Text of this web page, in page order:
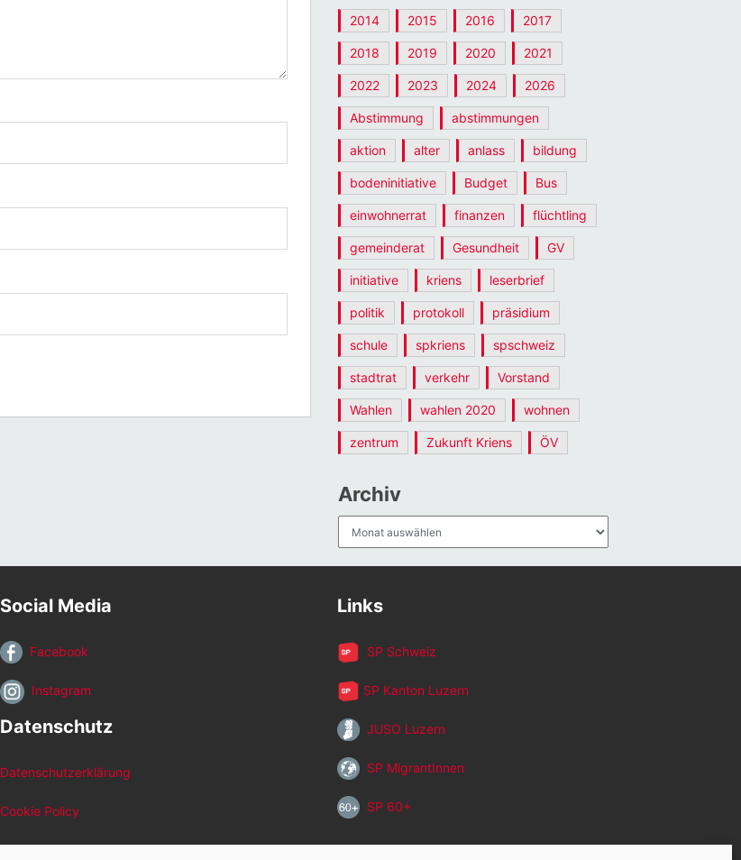
2014 2015 2016 2017
2018 2019 2020 2021
2022 2023 2024 2026
Abstimmung abstimmungen
aktion alter anlass bildung
bodeninitiative Budget Bus
einwohnerrat finanzen flüchtling
gemeinderat Gesundheit GV
initiative kriens leserbrief
politik protokoll präsidium
schule spkriens spschweiz
stadtrat verkehr Vorstand
Wahlen wahlen 2020 wohnen
zentrum Zukunft Kriens ÖV
Archiv
Social Media
Facebook
Instagram
Datenschutz
Datenschutzerklärung
Cookie Policy
Links
SP Schweiz
SP Kanton Luzern
JUSO Luzern
SP MigrantInnen
SP 60+